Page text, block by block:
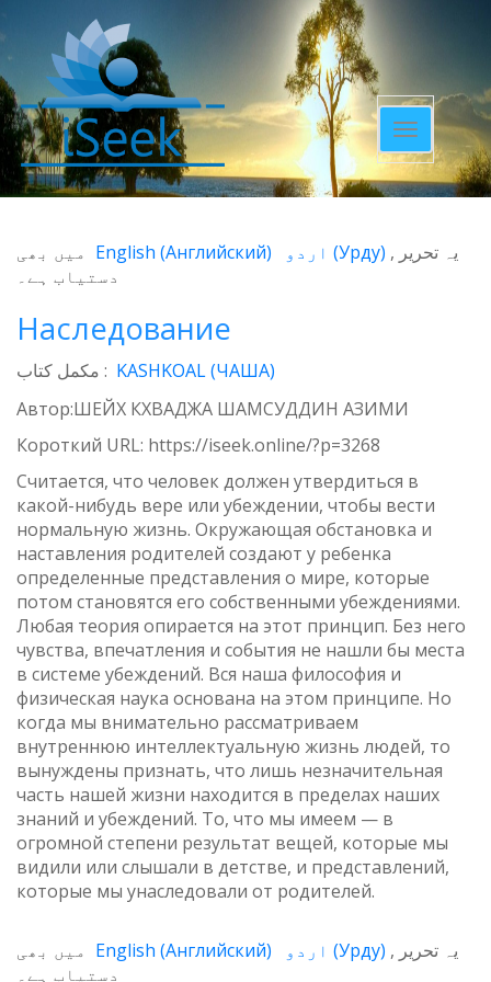
Toggle
navigation
یہ تحریر (Урду)
English (Английский)
میں بھی
دستیاب ہے۔
Наследование
مکمل کتاب : KASHKOAL (ЧАША)
Автор:ШЕЙХ КХВАДЖА ШАМСУДДИН АЗИМИ
Короткий URL: https://iseek.online/?p=3268
Считается, что человек должен утвердиться в
какой-нибудь вере или убеждении, чтобы вести
нормальную жизнь. Окружающая обстановка и
наставления родителей создают у ребенка
определенные представления о мире, которые
потом становятся его собственными убеждениями.
Любая теория опирается на этот принцип. Без него
чувства, впечатления и события не нашли бы места
в системе убеждений. Вся наша философия и
физическая наука основана на этом принципе. Но
когда мы внимательно рассматриваем
внутреннюю интеллектуальную жизнь людей, то
вынуждены признать, что лишь незначительная
часть нашей жизни находится в пределах наших
знаний и убеждений. То, что мы имеем — в
огромной степени результат вещей, которые мы
видили или слышали в детстве, и представлений,
которые мы унаследовали от родителей.
یہ تحریر (Урду)
English (Английский)
میں بھی
دستیاب ہے۔